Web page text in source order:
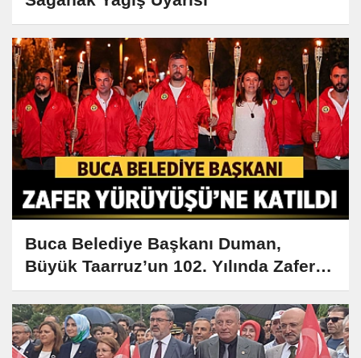
Buca Belediye Başkanı Duman,
Büyük Taarruz’un 102. Yılında Zafer
Yürüyüşü’ne Katıldı